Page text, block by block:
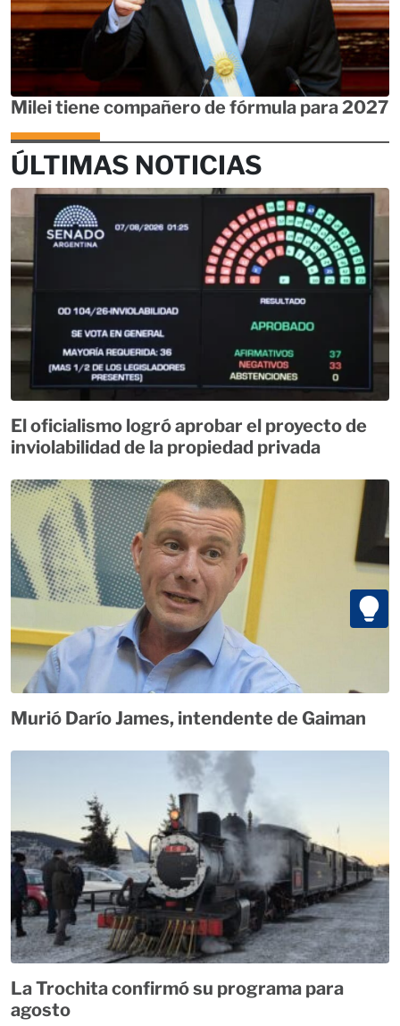
Milei tiene compañero de fórmula para 2027
ÚLTIMAS NOTICIAS
El oficialismo logró aprobar el proyecto de
inviolabilidad de la propiedad privada
Murió Darío James, intendente de Gaiman
La Trochita confirmó su programa para
agosto